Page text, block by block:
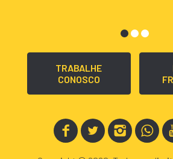
TRABALHE
CONOSCO